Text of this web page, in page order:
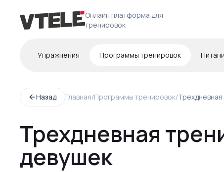
Онлайн платформа для
тренировок
Упражнения Программы тренировок
Назад Главная/Программы тренировок/
Трехдневная
девушек